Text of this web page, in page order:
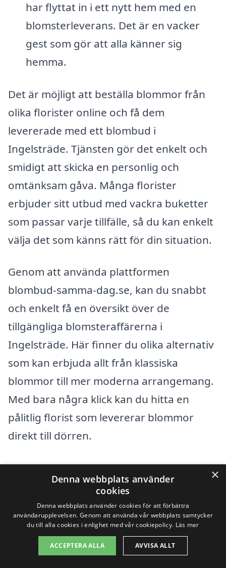
har flyttat in i ett nytt hem med en
blomsterleverans. Det är en vacker
gest som gör att alla känner sig
hemma.
Det är möjligt att beställa blommor från
olika florister online och få dem
levererade med ett blombud i
Ingelsträde. Tjänsten gör det enkelt och
smidigt att skicka en personlig och
omtänksam gåva. Många florister
erbjuder sitt utbud med vackra buketter
som passar varje tillfälle, så du kan enkelt
välja det som känns rätt för din situation.
Genom att använda plattformen
blombud-samma-dag.se, kan du snabbt
och enkelt få en översikt över de
tillgängliga blomsteraffärerna i
Ingelsträde. Här finner du olika alternativ
som kan erbjuda allt från klassiska
blommor till mer moderna arrangemang.
Med bara några klick kan du hitta en
pålitlig florist som levererar blommor
direkt till dörren.
Sammanfattningsvis kan en
blombudstjänst i Ingelsträde hjälpa dig
att fira livets många stunder, oavsett om
de är glädjefyllda eller sorgliga. Att skicka
blommor visar omtanke och kärlek, och
det är en fantastisk gest i en alltmer
×
Denna webbplats använder
cookies
Denna webbplats använder cookies för att förbättra
användarupplevelsen. Genom att använda vår webbplats samtycker
du till alla cookies i enlighet med vår cookiepolicy. Läs mer
ACCEPTERA ALLA AVVISA ALLT